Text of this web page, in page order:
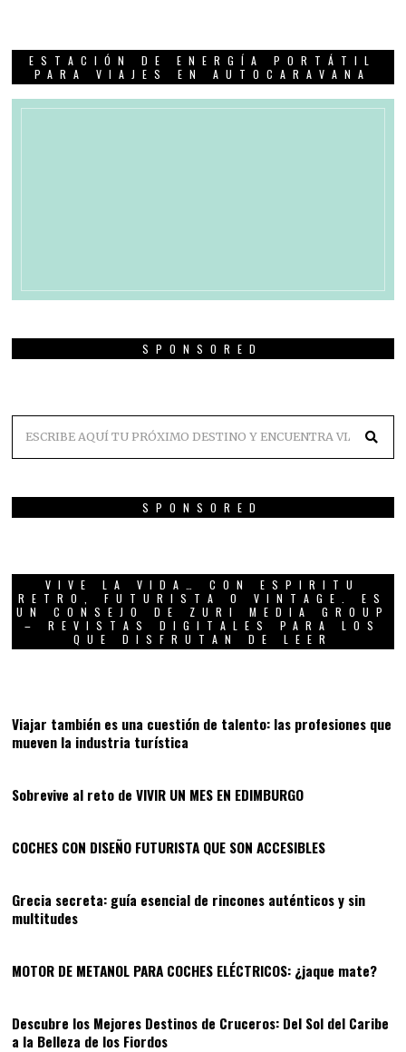
ESTACIÓN DE ENERGÍA PORTÁTIL
PARA VIAJES EN AUTOCARAVANA
SPONSORED
SPONSORED
VIVE LA VIDA… CON ESPIRITU
RETRO, FUTURISTA O VINTAGE. ES
UN CONSEJO DE ZURI MEDIA GROUP
– REVISTAS DIGITALES PARA LOS
QUE DISFRUTAN DE LEER
Viajar también es una cuestión de talento: las profesiones que
mueven la industria turística
Sobrevive al reto de VIVIR UN MES EN EDIMBURGO
COCHES CON DISEÑO FUTURISTA QUE SON ACCESIBLES
Grecia secreta: guía esencial de rincones auténticos y sin
multitudes
MOTOR DE METANOL PARA COCHES ELÉCTRICOS: ¿jaque mate?
06
Descubre los Mejores Destinos de Cruceros: Del Sol del Caribe
a la Belleza de los Fiordos